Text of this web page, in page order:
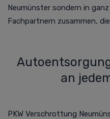
Neumünster sondern in
Fachpartnern zusammen,
an
PKW Verschrottung